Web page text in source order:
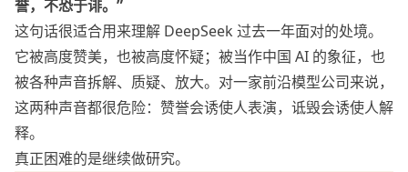
誉，不恐于诽。”
这句话很适合用来理解 DeepSeek 过去一年面对的处境。
它被高度赞美，也被高度怀疑；被当作中国 AI 的象征，也
被各种声音拆解、质疑、放大。对一家前沿模型公司来说，
这两种声音都很危险：赞誉会诱使人表演，诋毁会诱使人解
释。
真正困难的是继续做研究。